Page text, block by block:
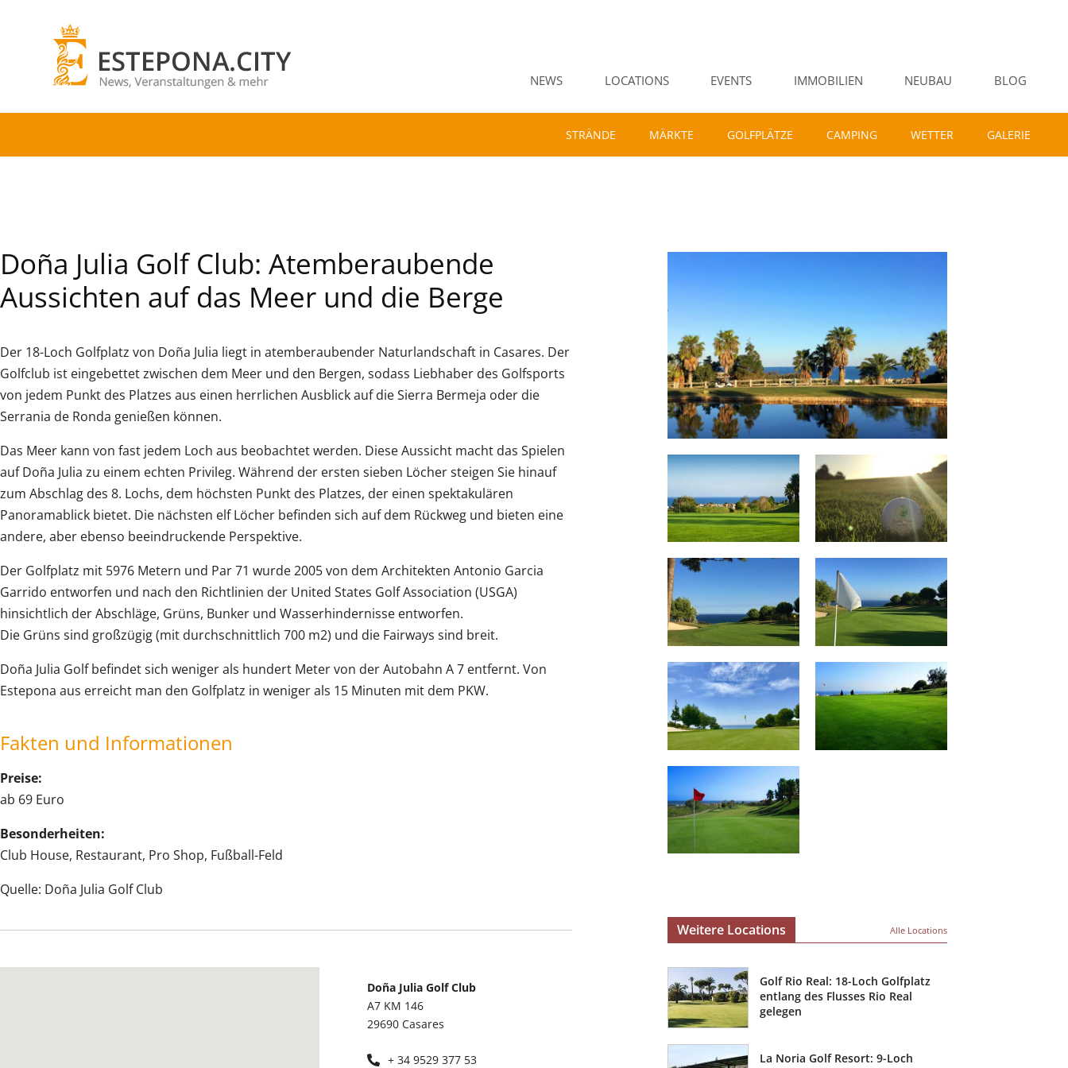
NEWS LOCATIONS EVENTS IMMOBILIEN NEUBAU BLOG
STRÄNDE MÄRKTE GOLFPLÄTZE CAMPING WETTER GALERIE
Doña Julia Golf Club: Atemberaubende
Aussichten auf das Meer und die Berge
Der 18-Loch Golfplatz von Doña Julia liegt in atemberaubender Naturlandschaft in Casares. Der
Golfclub ist eingebettet zwischen dem Meer und den Bergen, sodass Liebhaber des Golfsports
von jedem Punkt des Platzes aus einen herrlichen Ausblick auf die Sierra Bermeja oder die
Serrania de Ronda genießen können.
Das Meer kann von fast jedem Loch aus beobachtet werden. Diese Aussicht macht das Spielen
auf Doña Julia zu einem echten Privileg. Während der ersten sieben Löcher steigen Sie hinauf
zum Abschlag des 8. Lochs, dem höchsten Punkt des Platzes, der einen spektakulären
Panoramablick bietet. Die nächsten elf Löcher befinden sich auf dem Rückweg und bieten eine
andere, aber ebenso beeindruckende Perspektive.
Der Golfplatz mit 5976 Metern und Par 71 wurde 2005 von dem Architekten Antonio Garcia
Garrido entworfen und nach den Richtlinien der United States Golf Association (USGA)
hinsichtlich der Abschläge, Grüns, Bunker und Wasserhindernisse entworfen.
Die Grüns sind großzügig (mit durchschnittlich 700 m2) und die Fairways sind breit.
Doña Julia Golf befindet sich weniger als hundert Meter von der Autobahn A 7 entfernt. Von
Estepona aus erreicht man den Golfplatz in weniger als 15 Minuten mit dem PKW.
Fakten und Informationen
Preise:
ab 69 Euro
Besonderheiten:
Club House, Restaurant, Pro Shop, Fußball-Feld
Quelle: Doña Julia Golf Club
Doña Julia Golf Club
A7 KM 146
29690 Casares
+ 34 9529 377 53
Weitere Locations Alle Locations
Golf Rio Real: 18-Loch Golfplatz
entlang des Flusses Rio Real
gelegen
La Noria Golf Resort: 9-Loch